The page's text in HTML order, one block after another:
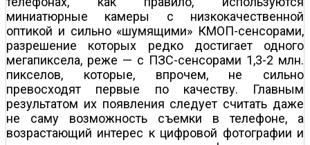
миниатюрные камеры с низкокачественной
оптикой и сильно «шумящими» КМОП-сенсорами,
разрешение которых редко достигает одного
мегапиксела, реже — с ПЗС-сенсорами 1,3-2 млн.
пикселов, которые, впрочем, не сильно
превосходят первые по качеству. Главным
результатом их появления следует считать даже
не саму возможность съемки в телефоне, а
возрастающий интерес к цифровой фотографии и